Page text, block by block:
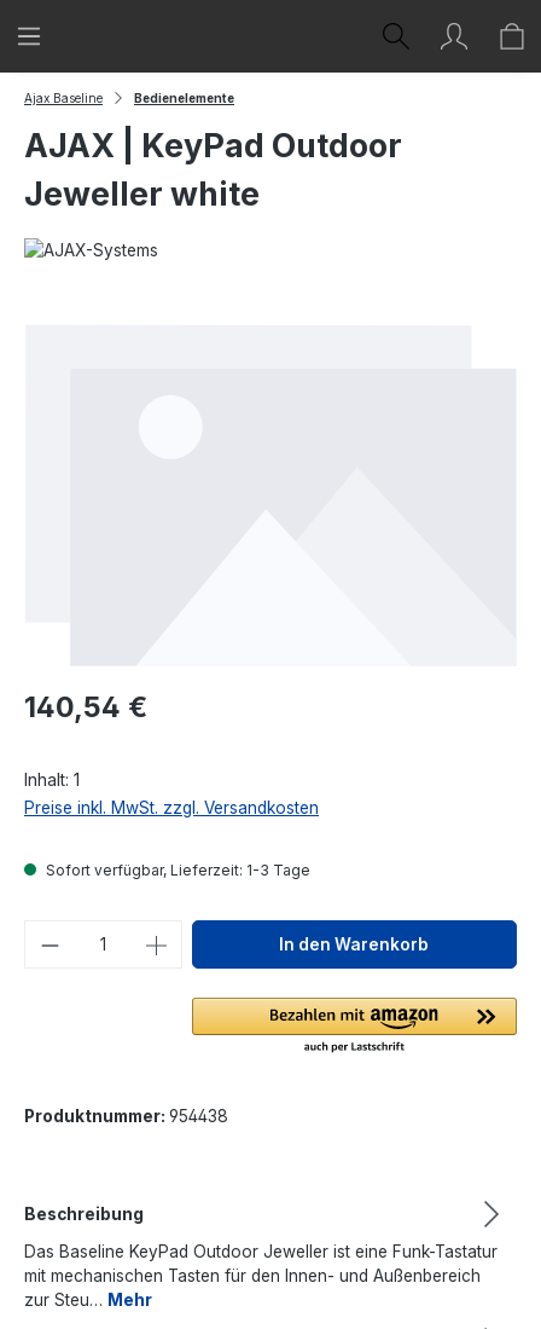
Zum Hauptinhalt springen
Ajax Baseline Bedienelemente
AJAX | KeyPad Outdoor
Jeweller white
Regulärer Preis:
140,54 €
Inhalt: 1
Preise inkl. MwSt. zzgl. Versandkosten
Sofort verfügbar, Lieferzeit: 1-3 Tage
Produkt Anzahl: Gib denIn den Warenkorb
Produktnummer: 954438
Beschreibung
Das Baseline KeyPad Outdoor Jeweller ist eine Funk-Tastatur
mit mechanischen Tasten für den Innen- und Außenbereich
zur Steu… Mehr